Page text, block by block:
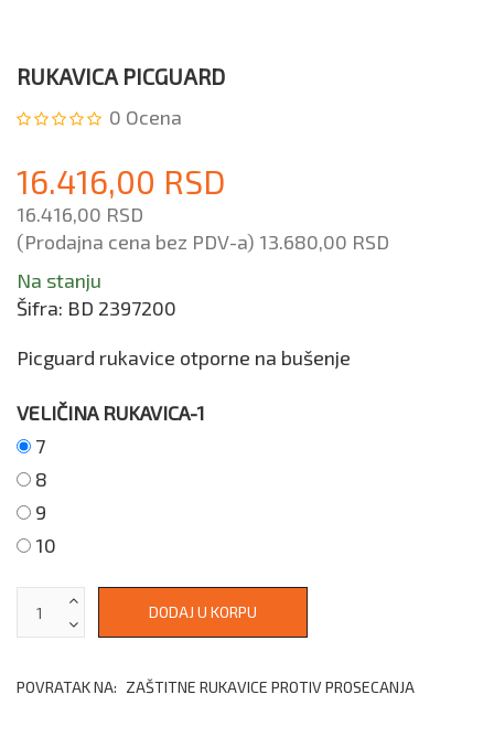
RUKAVICA PICGUARD
0 Ocena
16.416,00 RSD
16.416,00 RSD
(Prodajna cena bez PDV-a) 13.680,00 RSD
Na stanju
Šifra: BD 2397200
Picguard rukavice otporne na bušenje
VELIČINA RUKAVICA-1
7
8
9
10
POVRATAK NA: ZAŠTITNE RUKAVICE PROTIV PROSECANJA